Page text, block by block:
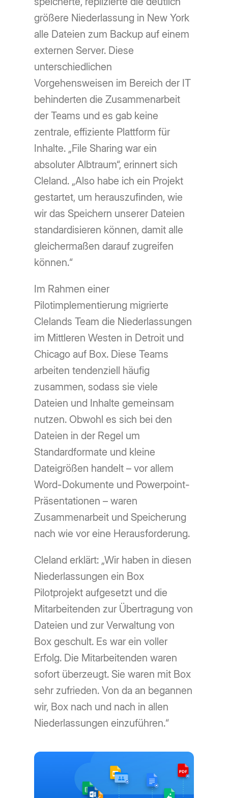
größere Niederlassung in New York
alle Dateien zum Backup auf einem
externen Server. Diese
unterschiedlichen
Vorgehensweisen im Bereich der IT
behinderten die Zusammenarbeit
der Teams und es gab keine
zentrale, effiziente Plattform für
Inhalte. „File Sharing war ein
absoluter Albtraum“, erinnert sich
Cleland. „Also habe ich ein Projekt
gestartet, um herauszufinden, wie
wir das Speichern unserer Dateien
standardisieren können, damit alle
gleichermaßen darauf zugreifen
können.“
Im Rahmen einer
Pilotimplementierung migrierte
Clelands Team die Niederlassungen
im Mittleren Westen in Detroit und
Chicago auf Box. Diese Teams
arbeiten tendenziell häufig
zusammen, sodass sie viele
Dateien und Inhalte gemeinsam
nutzen. Obwohl es sich bei den
Dateien in der Regel um
Standardformate und kleine
Dateigrößen handelt – vor allem
Word-Dokumente und Powerpoint-
Präsentationen – waren
Zusammenarbeit und Speicherung
nach wie vor eine Herausforderung.
Cleland erklärt: „Wir haben in diesen
Niederlassungen ein Box
Pilotprojekt aufgesetzt und die
Mitarbeitenden zur Übertragung von
Dateien und zur Verwaltung von
Box geschult. Es war ein voller
Erfolg. Die Mitarbeitenden waren
sofort überzeugt. Sie waren mit Box
sehr zufrieden. Von da an begannen
wir, Box nach und nach in allen
Niederlassungen einzuführen.“